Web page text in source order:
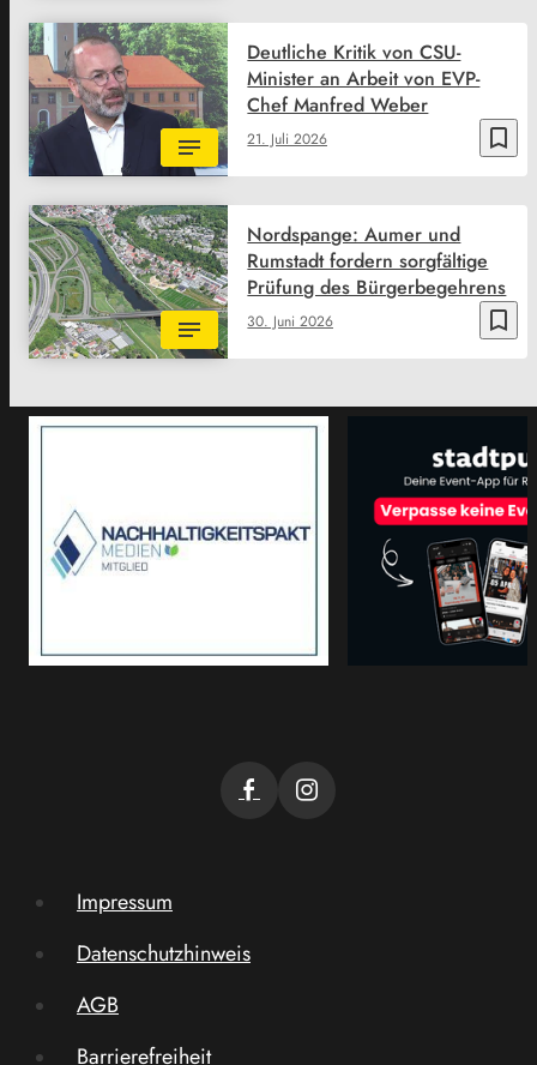
bookmark_border
21. Juli 2026
Deutliche Kritik von CSU-
Minister an Arbeit von EVP-
Chef Manfred Weber
bookmark_border
30. Juni 2026
Nordspange: Aumer und
Rumstadt fordern sorgfältige
Prüfung des Bürgerbegehrens
Impressum
Datenschutzhinweis
AGB
Barrierefreiheit